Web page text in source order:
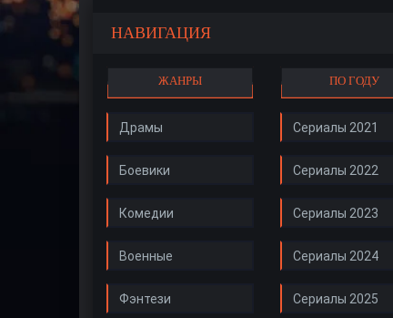
НАВИГАЦИЯ
ЖАНРЫ
Драмы
Боевики
Комедии
Военные
Фэнтези
ПО ГОДУ
Сериалы 2021
Сериалы 2022
Сериалы 2023
Сериалы 2024
Сериалы 2025